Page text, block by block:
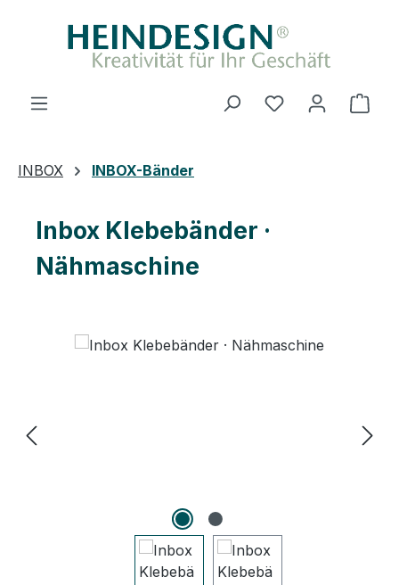
Zum Hauptinhalt springen
Du hast 0
INBOX INBOX-Bänder
Inbox Klebebänder ·
Nähmaschine